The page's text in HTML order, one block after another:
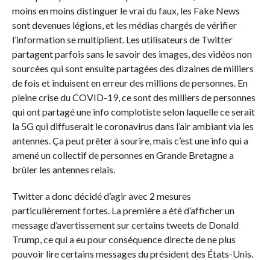
moins en moins distinguer le vrai du faux, les Fake News
sont devenues légions, et les médias chargés de vérifier
l’information se multiplient. Les utilisateurs de Twitter
partagent parfois sans le savoir des images, des vidéos non
sourcées qui sont ensuite partagées des dizaines de milliers
de fois et induisent en erreur des millions de personnes. En
pleine crise du COVID-19, ce sont des milliers de personnes
qui ont partagé une info complotiste selon laquelle ce serait
la 5G qui diffuserait le coronavirus dans l’air ambiant via les
antennes. Ça peut prêter à sourire, mais c’est une info qui a
amené un collectif de personnes en Grande Bretagne a
brûler les antennes relais.
Twitter a donc décidé d’agir avec 2 mesures
particulièrement fortes. La première a été d’afficher un
message d’avertissement sur certains tweets de Donald
Trump, ce qui a eu pour conséquence directe de ne plus
pouvoir lire certains messages du président des États-Unis.